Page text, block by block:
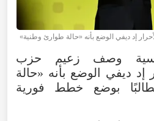
إد ديفي الوضع بأنه «حالة طوارئ وطنية»
وصف زعيم حزب
إد ديفي الوضع بأنه «حالة
بوضع خطط فورية